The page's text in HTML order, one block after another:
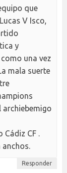
que
V Isco,
y
una vez
mala suerte
archiebemigo
CF .
anchos.
Responder